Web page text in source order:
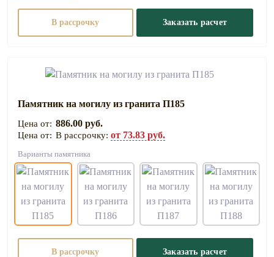
В рассрочку Заказать расчет
Памятник на могилу из гранита П185
886.00 руб.
В рассрочку: от 73.83 руб.
Варианты памятника
В рассрочку Заказать расчет